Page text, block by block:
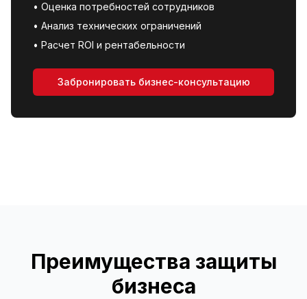
• Оценка потребностей сотрудников
• Анализ технических ограничений
• Расчет ROI и рентабельности
Забронировать бизнес-консультацию
Преимущества защиты
бизнеса